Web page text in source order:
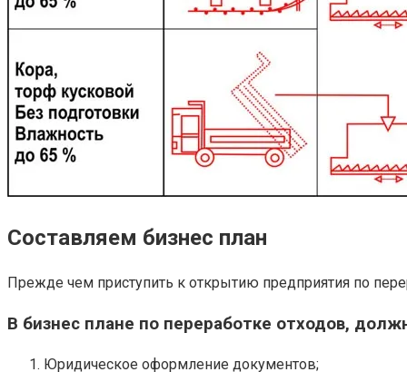
Составляем бизнес план
Прежде чем приступить к открытию предприятия по
В бизнес плане по переработке отходов,
Юридическое оформление документов;